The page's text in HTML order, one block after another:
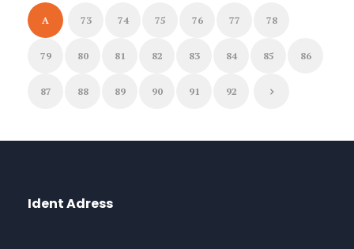
A 73 74 75 76 77 78
79 80 81 82 83 84 85 86
87 88 89 90 91 92
Ident Adress